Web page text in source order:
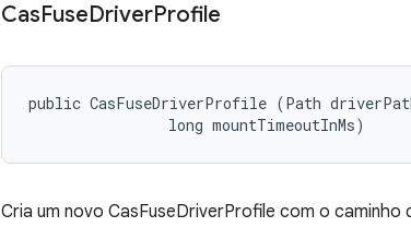
CasFuseDriverProfile
public CasFuseDriverProfile (Path
                long mountTimeoutInMs)
Cria um novo CasFuseDriverProfile com o